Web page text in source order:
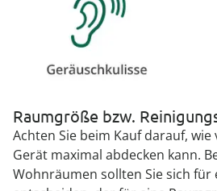
Raumgröße bzw.
Achten Sie beim Kauf darauf, wie
Gerät maximal abdecken kann.
Wohnräumen sollten Sie sich